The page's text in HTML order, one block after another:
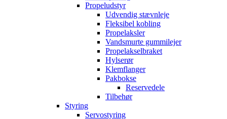
Propeludstyr
Udvendig stævnleje
Fleksibel kobling
Propelaksler
Vandsmurte gummilejer
Propelakselbraket
Hylserør
Klemflanger
Pakbokse
Reservedele
Tilbehør
Styring
Servostyring